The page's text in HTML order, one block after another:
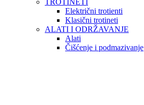
TROTINETI
Električni trotienti
Klasični trotineti
ALATI I ODRŽAVANJE
Alati
Čišćenje i podmazivanje